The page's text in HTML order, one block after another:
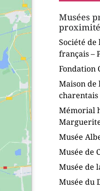
Musées
proximité
Société
français –
Fondation
Maison de
charentais
Mémorial
Musée
Musée de
Musée de
Musée du